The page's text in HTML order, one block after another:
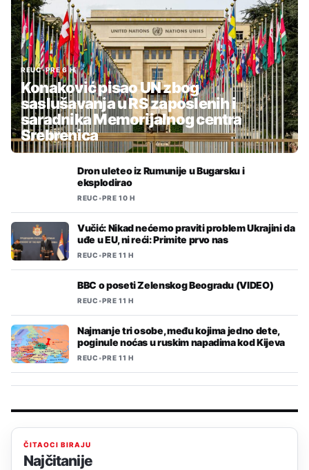
REUC•PRE 6 H
Konaković pisao UN zbog
saslušavanja u RS zaposlenih i
saradnika Memorijalnog centra
Srebrenica
Dron uleteo iz Rumunije u Bugarsku i
eksplodirao
REUC•PRE 10 H
Vučić: Nikad nećemo praviti problem Ukrajini da
uđe u EU, ni reći: Primite prvo nas
REUC•PRE 11 H
BBC o poseti Zelenskog Beogradu (VIDEO)
REUC•PRE 11 H
Najmanje tri osobe, među kojima jedno dete,
poginule noćas u ruskim napadima kod Kijeva
REUC•PRE 11 H
ČITAOCI BIRAJU
Najčitanije